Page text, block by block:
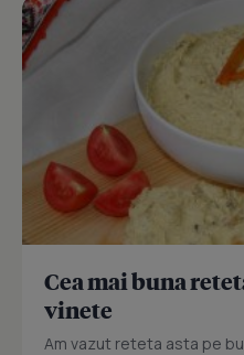
Cea mai buna
vinete
Am vazut reteta asta pe